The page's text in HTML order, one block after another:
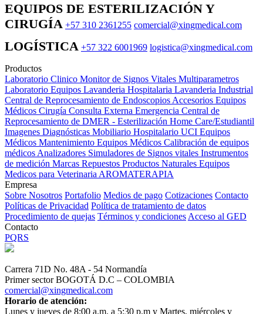
EQUIPOS DE ESTERILIZACIÓN Y
CIRUGÍA +57 310 2361255 comercial@xingmedical.com
LOGÍSTICA +57 322 6001969 logistica@xingmedical.com
Productos
Laboratorio Clinico Monitor de Signos Vitales Multiparametros
Laboratorio Equipos Lavanderia Hospitalaria Lavanderia Industrial
Central de Reprocesamiento de Endoscopios Accesorios Equipos
Médicos Cirugía Consulta Externa Emergencia Central de
Reprocesamiento de DMER - Esterilización Home Care/Estudiantil
Imagenes Diagnósticas Mobiliario Hospitalario UCI Equipos
Médicos Mantenimiento Equipos Médicos Calibración de equipos
médicos Analizadores Simuladores de Signos vitales Instrumentos
de medición Marcas Repuestos Productos Naturales Equipos
Medicos para Veterinaria AROMATERAPIA
Empresa
Sobre Nosotros Portafolio Medios de pago Cotizaciones Contacto
Políticas de Privacidad Política de tratamiento de datos
Procedimiento de quejas Términos y condiciones Acceso al GED
Contacto
PQRS
Carrera 71D No. 48A - 54 Normandía
Primer sector BOGOTÁ D.C – COLOMBIA
comercial@xingmedical.com
Horario de atención:
Lunes y jueves de 8:00 a.m. a 5:30 p.m y Martes, miércoles y